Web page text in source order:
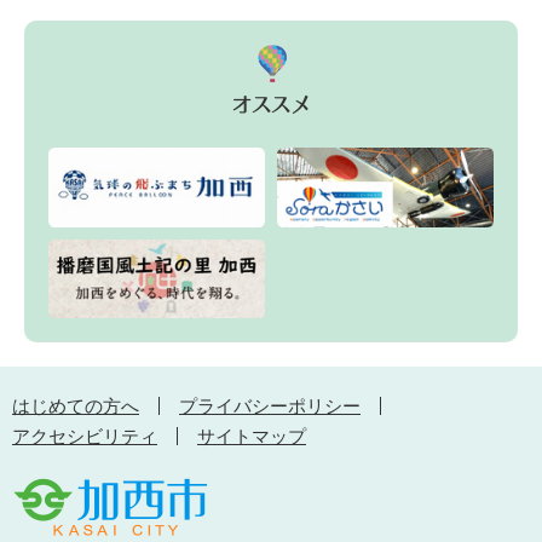
はじめての方へ
プライバシーポリシー
アクセシビリティ
サイトマップ